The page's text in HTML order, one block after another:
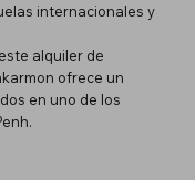
internacionales y
alquiler de
ofrece un
en uno de los